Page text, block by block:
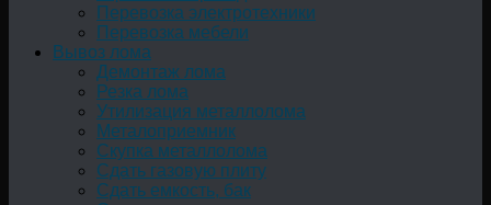
Перевозка электротехники
Перевозка мебели
Вывоз лома
Демонтаж лома
Резка лома
Утилизация металлолома
Металоприемник
Скупка металлолома
Сдать газовую плиту
Сдать емкость, бак